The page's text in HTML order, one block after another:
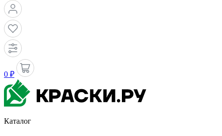
0 ₽
Каталог